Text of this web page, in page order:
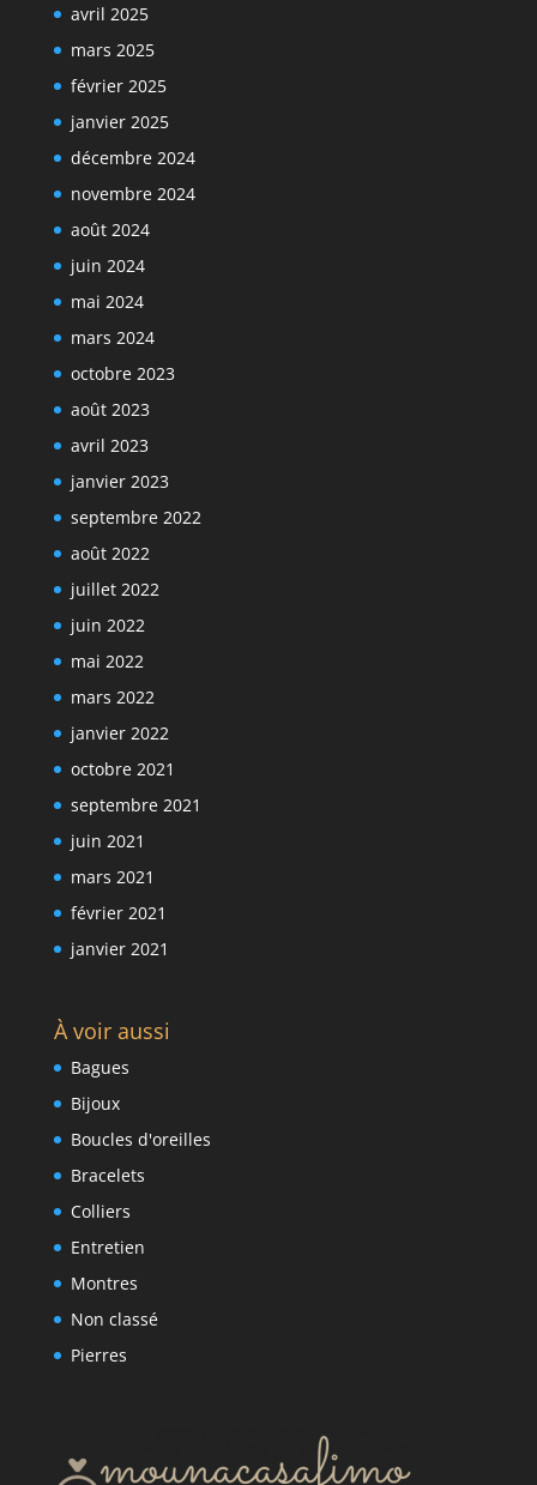
avril 2025
mars 2025
février 2025
janvier 2025
décembre 2024
novembre 2024
août 2024
juin 2024
mai 2024
mars 2024
octobre 2023
août 2023
avril 2023
janvier 2023
septembre 2022
août 2022
juillet 2022
juin 2022
mai 2022
mars 2022
janvier 2022
octobre 2021
septembre 2021
juin 2021
mars 2021
février 2021
janvier 2021
À voir aussi
Bagues
Bijoux
Boucles d'oreilles
Bracelets
Colliers
Entretien
Montres
Non classé
Pierres